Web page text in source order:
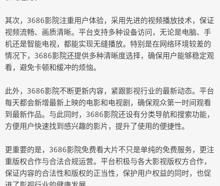
其次，3686影院注重用户体验，采用先进的视频播放技术，保证
视频流畅、画质清晰。平台支持多种设备访问，无论是电脑、手
机还是智能电视，都能实现无缝播放。特别是在网络环境较差的
情况下，3686影院还提供多种清晰度选择，确保用户能够稳定观
看，避免卡顿和缓冲的烦恼。
此外，3686影院不断更新内容，紧跟影视行业的最新动态。平台
每天都会新增最新上映的电影和电视剧，确保观众第一时间观看
到最新作品。与此同时，3686影院还设有分类导航和搜索功能，
方便用户快速找到感兴趣的影片，提升了使用的便捷性。
更重要的是，3686影院免费看大片不只是单纯的免费服务，更注
重版权合作与合法合规运营。平台积极与各大影视版权方合作，
保证内容的合法性和版权的正当性，保护用户权益的同时，也促